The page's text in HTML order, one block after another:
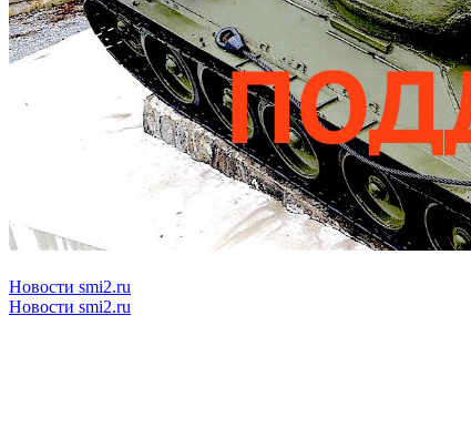
Новости smi2.ru
Новости smi2.ru